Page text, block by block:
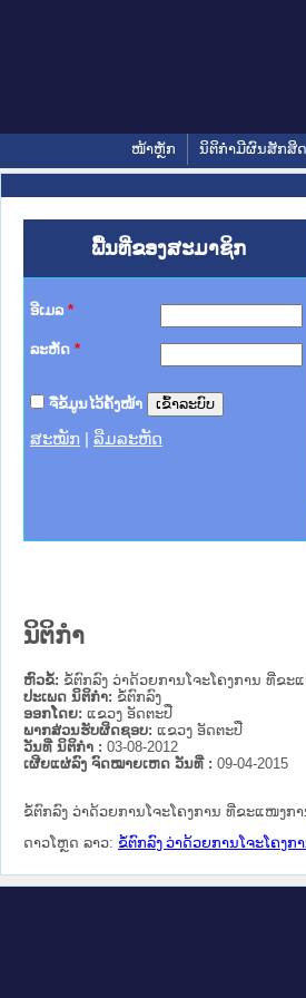
ໜ້າຫຼັກ ນິຕິກໍາມີຜົນສັກສິດ
ພື້ນທີ່ຂອງສະມາຊິກ
ອີເມລ *
ລະຫັດ *
ຈື່ຂໍ້ມູນໄວ້ຄັ້ງໜ້າ
ສະໝັກ ລືມລະຫັດ
ນິຕິກໍາ
ຫົວຂໍ້: ຂໍ້ຕົກລົງ ວ່າດ້ວຍການໂຈະໂຄງການ ທີ່ຂະ
ປະເພດ ນິຕິກໍາ: ຂໍ້ຕົກລົງ
ອອກໂດຍ: ແຂວງ ອັດຕະປື
ພາກສ່ວນຮັບຜິດຊອບ: ແຂວງ ອັດຕະປື
ວັນທີ່ ນິຕິກໍາ : 03-08-2012
ເຜີຍແຜ່ລົງ ຈົດໝາຍເຫດ ວັນທີ່ : 09-04-2015
ຂໍ້ຕົກລົງ ວ່າດ້ວຍການໂຈະໂຄງການ ທີ່ຂະແໜງກ
ດາວໂຫຼດ ລາວ: ຂໍ້ຕົກລົງ ວ່າດ້ວຍການໂຈະໂຄງ